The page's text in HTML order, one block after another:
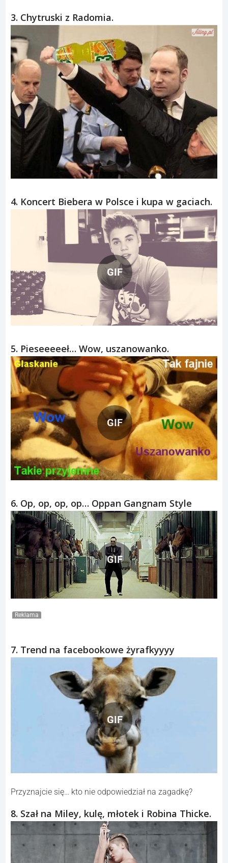
3. Chytruski z Radomia.
4. Koncert Biebera w Polsce i kupa w gaciach.
GIF
5. Pieseeeeeł… Wow, uszanowanko.
GIF
6. Op, op, op, op… Oppan Gangnam Style
GIF
Reklama
7. Trend na facebookowe żyrafkyyyy
GIF
Przyznajcie się… kto nie odpowiedział na zagadkę?
8. Szał na Miley, kulę, młotek i Robina Thicke.